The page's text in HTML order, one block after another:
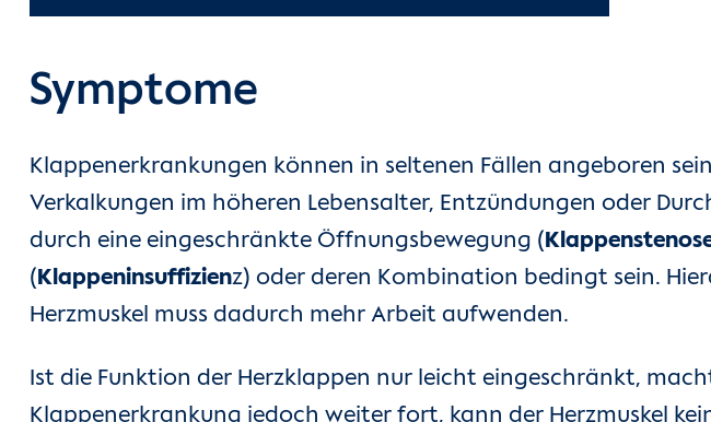
Symptome
Klappenerkrankungen können in seltenen Fällen angeboren
Verkalkungen im höheren Lebensalter, Entzündungen oder
durch eine eingeschränkte Öffnungsbewegung (
(Klappeninsuffizienz) oder deren Kombination bedingt sein.
Herzmuskel muss dadurch mehr Arbeit aufwenden.
Ist die Funktion der Herzklappen nur leicht eingeschränkt,
Klappenerkrankung jedoch weiter fort, kann der Herzmuskel